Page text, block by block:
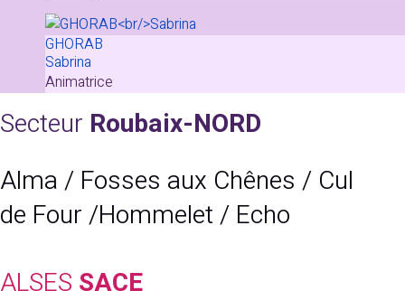
GHORAB
Sabrina
Animatrice
Secteur Roubaix-NORD
Alma / Fosses aux Chênes / Cul
de Four /Hommelet / Echo
ALSES SACE